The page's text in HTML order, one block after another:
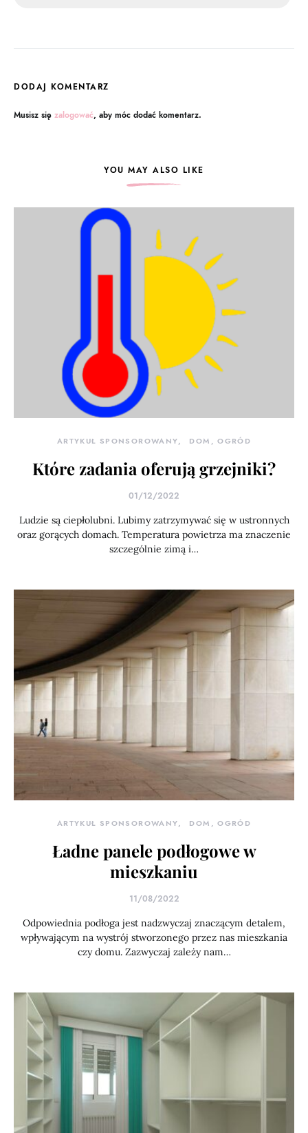
DODAJ KOMENTARZ
Musisz się zalogować, aby móc dodać komentarz.
YOU MAY ALSO LIKE
ARTYKUŁ SPONSOROWANY DOM, OGRÓD
Które zadania oferują grzejniki?
01/12/2022
Ludzie są ciepłolubni. Lubimy zatrzymywać się w ustronnych
oraz gorących domach. Temperatura powietrza ma znaczenie
szczególnie zimą i…
ARTYKUŁ SPONSOROWANY DOM, OGRÓD
Ładne panele podłogowe w
mieszkaniu
11/08/2022
Odpowiednia podłoga jest nadzwyczaj znaczącym detalem,
wpływającym na wystrój stworzonego przez nas mieszkania
czy domu. Zazwyczaj zależy nam…